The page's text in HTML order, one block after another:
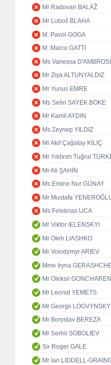
Mr Radovan BALÁŽ
Mr Ľuboš BLAHA
M. Pavol GOGA
M. Marco GATTI
Ms Vanessa
Mr Ziya ALTUNYALDIZ
Mr Yunus EMRE
Ms Selin SAYEK BÖKE
Mr Kamil AYDIN
Ms Zeynep YILDIZ
Mr Akif Çağatay KILIÇ
Mr Yıldırım Tuğrul
Mr Ali ŞAHİN
Ms Emine Nur GÜNAY
Mr Mustafa
Ms Feleknas UCA
Mr Viktor IELENSKYI
Mr Oleh LIASHKO
Mr Volodymyr ARIEV
Mme Iryna
Mr Oleksii
Mr Leonid YEMETS
Mr Georgii
Mr Boryslav BEREZA
Mr Serhii SOBOLIEV
Sir Roger GALE
Mr Ian LIDDELL-